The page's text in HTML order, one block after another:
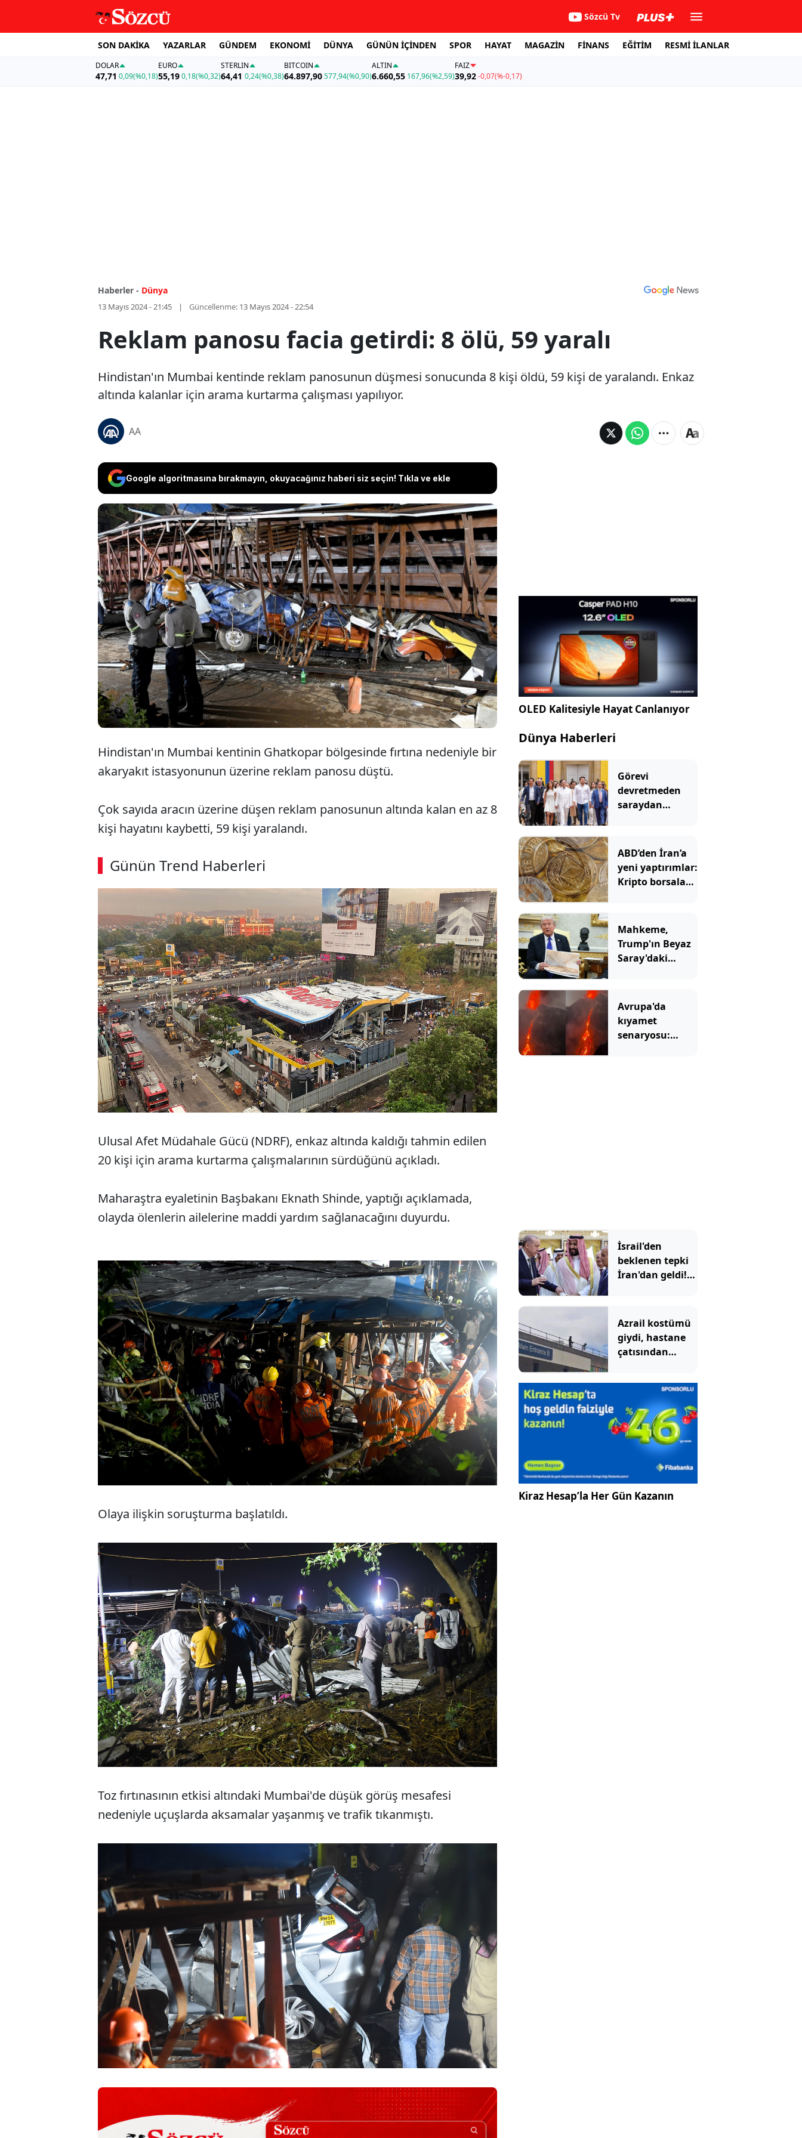
Sözcü Tv
SON DAKİKA YAZARLAR GÜNDEM EKONOMİ DÜNYA GÜNÜN İÇİNDEN SPOR HAYAT MAGAZİN FİNANS EĞİTİM RESMİ İLANLAR
DOLAR
47,71 0,09(%0,18)
EURO
55,19 0,18(%0,32)
STERLIN
64,41 0,24(%0,38)
BITCOIN
64.897,90577,94(%0,90)
ALTIN
6.660,55 167,96(%2,59)
FAİZ
39,92-0,07(%-0,17)
Haberler - Dünya
13 Mayıs 2024 - 21:45 Güncellenme: 13 Mayıs 2024 - 22:54
Reklam panosu facia getirdi: 8 ölü, 59 yaralı
Hindistan'ın Mumbai kentinde reklam panosunun düşmesi sonucunda 8 kişi öldü, 59 kişi de yaralandı. Enkaz
altında kalanlar için arama kurtarma çalışması yapılıyor.
AA
Google algoritmasına bırakmayın, okuyacağınız haberi siz seçin! Tıkla ve ekle
Hindistan'ın Mumbai kentinde reklam panosunun
düşmesi sonucunda 8 kişi öldü, 59 kişi de yaralandı.
Enkaz altında kalanlar için arama kurtarma çalışması
yapılıyor.
Hindistan'ın Mumbai kentinin Ghatkopar bölgesinde fırtına nedeniyle bir
akaryakıt istasyonunun üzerine reklam panosu düştü.
Çok sayıda aracın üzerine düşen reklam panosunun altında kalan en az 8
kişi hayatını kaybetti, 59 kişi yaralandı.
Günün Trend Haberleri
00:03 / 08:15
Sesi Aç
Ulusal Afet Müdahale Gücü (NDRF), enkaz altında kaldığı tahmin edilen
20 kişi için arama kurtarma çalışmalarının sürdüğünü açıkladı.
Maharaştra eyaletinin Başbakanı Eknath Shinde, yaptığı açıklamada,
olayda ölenlerin ailelerine maddi yardım sağlanacağını duyurdu.
Olaya ilişkin soruşturma başlatıldı.
Toz fırtınasının etkisi altındaki Mumbai'de düşük görüş mesafesi
nedeniyle uçuşlarda aksamalar yaşanmış ve trafik tıkanmıştı.
OLED Kalitesiyle Hayat Canlanıyor
Dünya Haberleri
Görevi
devretmeden
saraydan
müzeye
çevireceğim’
demişti
ABD’den İran’a
yeni yaptırımlar:
Kripto borsaları
Mahkeme,
Trump'ın Beyaz
Saray'daki
Avrupa'da
kıyamet
senaryosu:
İsrail'den
beklenen tepki
İran'dan geldi!
Tahran'ı kızdırdı
Azrail kostümü
giydi, hastane
çatısından
göründü:
Mahkemede
ilginç savunma
Kiraz Hesap’la Her Gün Kazanın